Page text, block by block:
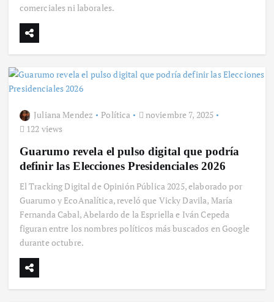
comerciales ni laborales.
Juliana Mendez Política
noviembre 7, 2025
122 views
Guarumo revela el pulso digital que podría
definir las Elecciones Presidenciales 2026
El Tracking Digital de Opinión Pública 2025, elaborado por
Guarumo y EcoAnalítica, reveló que Vicky Davila, María
Fernanda Cabal, Abelardo de la Espriella e Iván Cepeda
figuran entre los nombres políticos más buscados en Google
durante octubre.